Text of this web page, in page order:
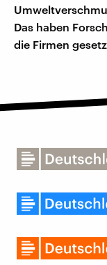
Das haben
die Firmen